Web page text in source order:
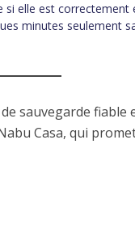
si elle est
minutes seulement
sauvegarde
Casa, qui